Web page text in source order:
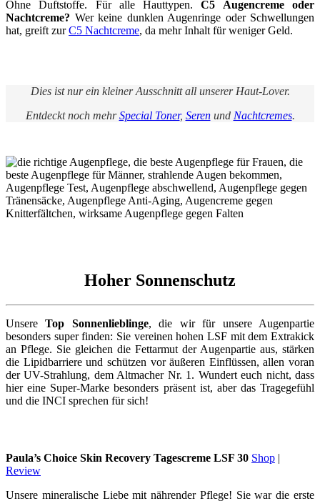
Ohne Duftstoffe. Für alle Hauttypen.C5 Augencreme oder
Nachtcreme? Wer keine dunklen Augenringe oder Schwellungen
hat, greift zurC5 Nachtcreme, da mehr Inhalt für weniger Geld.
Dies ist nur ein kleiner Ausschnitt all unserer Haut-Lover.
Entdeckt noch mehrSpecial Toner, Serenund Nachtcremes.
Hoher Sonnenschutz
UnsereTop Sonnenlieblinge, die wir für unsere Augenpartie
besonders super finden: Sie vereinen hohen LSF mit dem Extrakick
an Pflege. Sie gleichen die Fettarmut der Augenpartie aus, stärken
die Lipidbarriere und schützen vor äußeren Einflüssen, allen voran
der UV-Strahlung, dem Altmacher Nr. 1. Wundert euch nicht, dass
hier eine Super-Marke besonders präsent ist, aber das Tragegefühl
und die INCI sprechen für sich!
Paula’s Choice Skin Recovery Tagescreme LSF 30 Shop |
Review
Unsere mineralische Liebe mit nährender Pflege! Sie war die erste